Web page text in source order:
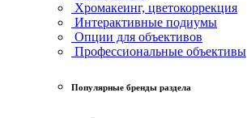
Хромакеинг, цветокоррекция
Интерактивные подиумы
Опции для объективов
Профессиональные объективы
Популярные бренды раздела